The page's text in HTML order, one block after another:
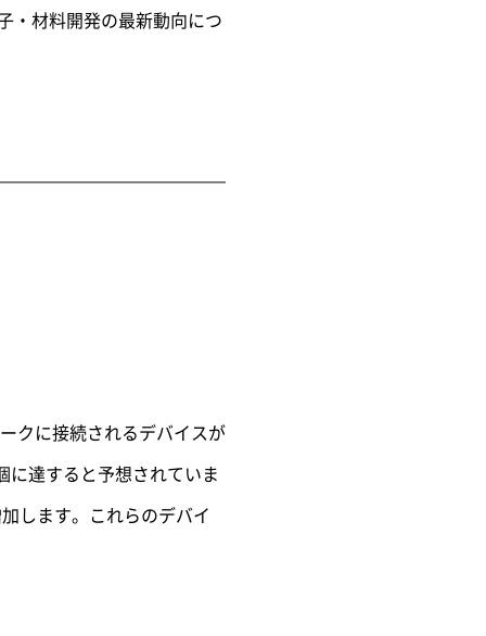
・材料開発の最新動向につ
クに接続されるデバイスが
に達すると予想されていま
します。これらのデバイ